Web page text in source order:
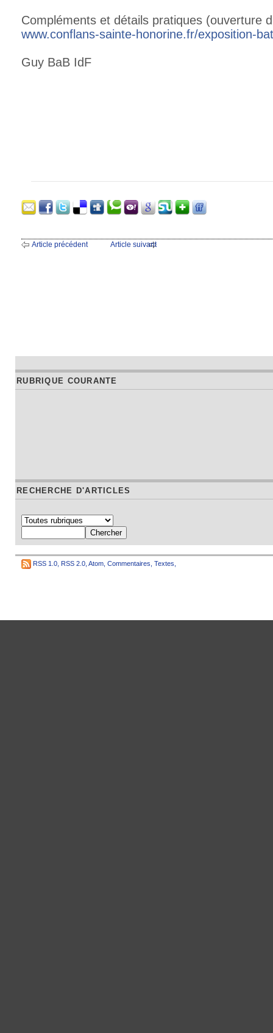
Compléments et détails pratiques (ouverture
www.conflans-sainte-honorine.fr/exposition-
Guy BaB IdF
Article précédent Article suivant
RUBRIQUE COURANTE
RECHERCHE D'ARTICLES
RSS 1.0 RSS 2.0 Atom Commentaires Textes